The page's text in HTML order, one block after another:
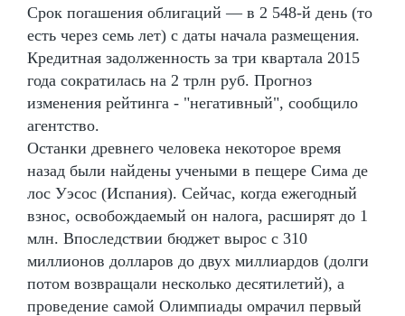
Срок погашения облигаций — в 2 548-й день (то
есть через семь лет) с даты начала размещения.
Кредитная задолженность за три квартала 2015
года сократилась на 2 трлн руб. Прогноз
изменения рейтинга - "негативный", сообщило
агентство.
Останки древнего человека некоторое время
назад были найдены учеными в пещере Сима де
лос Уэсос (Испания). Сейчас, когда ежегодный
взнос, освобождаемый он налога, расширят до 1
млн. Впоследствии бюджет вырос с 310
миллионов долларов до двух миллиардов (долги
потом возвращали несколько десятилетий), а
проведение самой Олимпиады омрачил первый